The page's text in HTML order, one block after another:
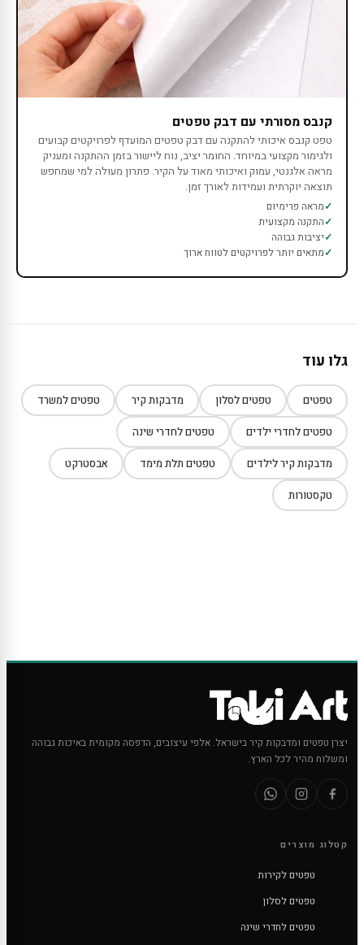
קנבס מסורתי עם דבק טפטים
טפט קנבס איכותי להתקנה עם דבק טפטים המועדף לפרויקטים קבועים
ולגימור מקצועי במיוחד. החומר יציב, נוח ליישור בזמן ההתקנה ומעניק
מראה אלגנטי, עמוק ואיכותי מאוד על הקיר. פתרון מעולה למי שמחפש
תוצאה יוקרתית ועמידות לאורך זמן.
מראה פרימיום
התקנה מקצועית
יציבות גבוהה
מתאים יותר לפרויקטים לטווח ארוך
גלו עוד
טפטים טפטים לסלון מדבקות קיר טפטים למשרד
טפטים לחדרי ילדים טפטים לחדרי שינה
מדבקות קיר לילדים טפטים תלת מימד אבסטרקט
טקסטורות
יצרן טפטים ומדבקות קיר בישראל. אלפי עיצובים, הדפסה מקומית באיכות גבוהה
ומשלוח מהיר לכל הארץ.
קטלוג מוצרים
טפטים לקירות
טפטים לסלון
טפטים לחדרי שינה